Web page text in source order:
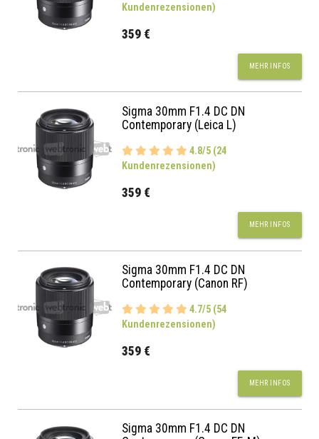
Kundenrezensionen)
359 €
MEHR INFOS
Sigma 30mm F1.4 DC DN
Contemporary (Leica L)
4.8/5 (24
Kundenrezensionen)
359 €
MEHR INFOS
Sigma 30mm F1.4 DC DN
Contemporary (Canon RF)
4.7/5 (54
Kundenrezensionen)
359 €
MEHR INFOS
Sigma 30mm F1.4 DC DN